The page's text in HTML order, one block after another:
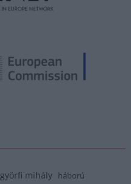
györfi mihály háború